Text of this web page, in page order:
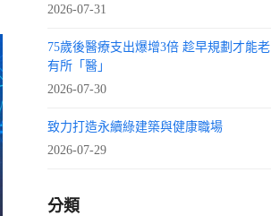
2026-07-31
75歲後醫療支出爆增3倍 趁早規劃才能老
有所「醫」
2026-07-30
致力打造永續綠建築與健康職場
2026-07-29
分類